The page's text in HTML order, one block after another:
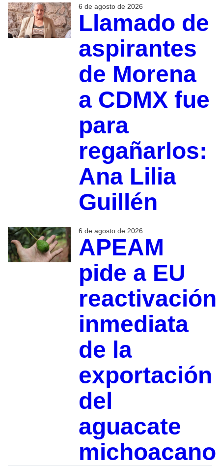
6 de agosto de 2026
Llamado de
aspirantes
de Morena
a CDMX fue
para
regañarlos:
Ana Lilia
Guillén
6 de agosto de 2026
APEAM
pide a EU
reactivación
inmediata
de la
exportación
del
aguacate
michoacano